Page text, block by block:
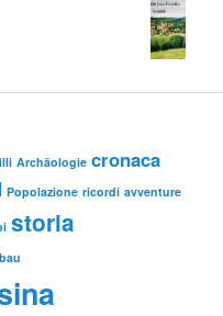
Archäologie cronaca
Popolazione ricordi avventure
storia